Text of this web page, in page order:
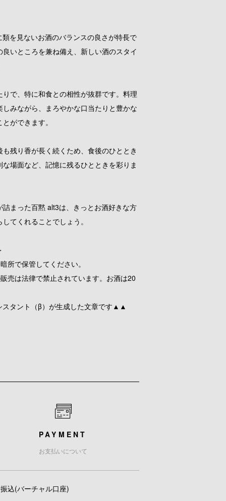
を見ないお酒のバランスの良さが特長で
いところを兼ね備え、新しい酒のスタイ
で、特に和食との相性が抜群です。料理
しみながら、まろやかな口当たりと豊かな
ができます。
残り香が長く続くため、食後のひととき
場面など、記憶に残るひとときを彩りま
まった百黙 alt3は、きっとお酒好きな方
てくれることでしょう。
所で保管してください。
売は法律で禁止されています。お酒は20
タント（β）が生成した文章です▲▲
PAYMENT
お支払いについて
込(バーチャル口座)